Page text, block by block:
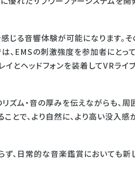
じる音響体験が可能になります。そ
、EMSの刺激強度を参加者にとって
イとヘッドフォンを装着してVRライ
ズム・音の厚みを伝えながらも、周
とで、より自然に、より高い没入感
ず、日常的な音楽鑑賞においても新